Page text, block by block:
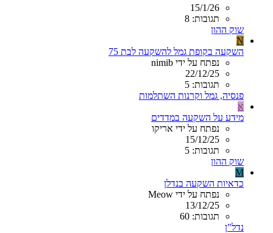
15/1/26
תגובות: 8
שוק ההון
N
השקעה בקופת גמל להשקעה לבת 75
נפתח על ידי nimib
22/12/25
תגובות: 5
פנסיה, גמל וקרנות השתלמות
א
מידע על השקעה במדדים
נפתח על ידי אריקו
15/12/25
תגובות: 5
שוק ההון
M
כדאיות השקעה בנדלן
נפתח על ידי Meow
13/12/25
תגובות: 60
נדל"ן